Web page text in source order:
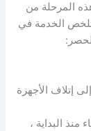
المرحلة من
الخدمة في
إتلاف الأجهزة
البداية ،